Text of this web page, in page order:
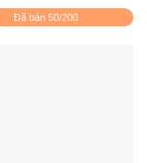
là:
4.950.000 ₫.
tại
Đã bán 50/200